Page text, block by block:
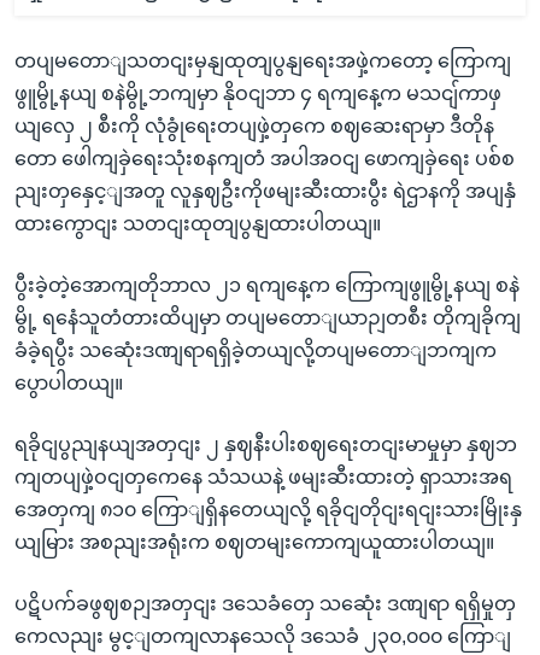
တပျမတောျသတငျးမှနျထုတျပွနျရေးအဖှဲ့ကတော့ ကြောကျ
ဖွူမွို့နယျ စနဲမွို့ဘကျမှာ နိုဝငျဘာ ၄ ရကျနေ့က မသငျ်ကာဖှ
ယျလှေ ၂ စီးကို လုံခွုံရေးတပျဖှဲ့တှကေ စဈဆေးရာမှာ ဒီတိုန
တော ဖေါကျခှဲရေးသုံးစနကျတံ အပါအဝငျ ဖောကျခှဲရေး ပစ်စ
ညျးတှနှေင့ျအတူ လူနှဈဦးကိုဖမျးဆီးထားပွီး ရဲဌာနကို အပျနှံ
ထားကွောငျး သတငျးထုတျပွနျထားပါတယျ။
ပွီးခဲ့တဲ့အောကျတိုဘာလ ၂၁ ရကျနေ့က ကြောကျဖွူမွို့နယျ စနဲ
မွို့ ရနေံသူတံတားထိပျမှာ တပျမတောျယာဉျတစီး တိုကျခိုကျ
ခံခဲ့ရပွီး သဆေုံးဒဏျရာရရှိခဲ့တယျလို့တပျမတောျဘကျက
ပွောပါတယျ။
ရခိုငျပွညျနယျအတှငျး ၂ နှဈနီးပါးစဈရေးတငျးမာမှုမှာ နှဈဘ
ကျတပျဖှဲ့ဝငျတှကေနေ သံသယနဲ့ ဖမျးဆီးထားတဲ့ ရှာသားအရ
အေတှကျ ၈၁၀ ကြောျရှိနတေယျလို့ ရခိုငျတိုငျးရငျးသားမြိုးနှ
ယျမြား အစညျးအရုံးက စဈတမျးကောကျယူထားပါတယျ။
ပဋိပက်ခဖွဈစဉျအတှငျး ဒသေခံတှေ သဆေုံး ဒဏျရာ ရရှိမှုတှ
ကေလညျး မွင့ျတကျလာနသေလို ဒသေခံ ၂၃၀,၀၀၀ ကြောျ